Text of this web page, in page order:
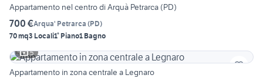
Appartamento nel centro di Arquà Petrarca (PD)
700 €Arqua' Petrarca (PD)
70 mq3 Locali1° Piano1 Bagno
5
Appartamento in zona centrale a Legnaro